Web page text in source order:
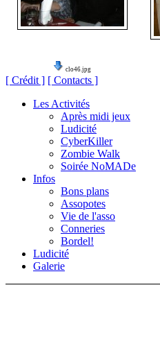
clo46.jpg
[ Crédit ] [ Contacts ]
Les Activités
Après midi jeux
Ludicité
CyberKiller
Zombie Walk
Soirée NoMADe
Infos
Bons plans
Assopotes
Vie de l'asso
Conneries
Bordel!
Ludicité
Galerie